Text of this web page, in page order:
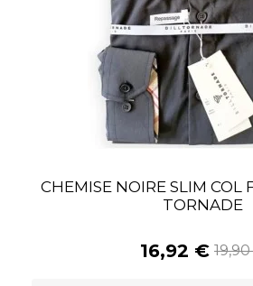
CHEMISE NOIRE SLIM COL
TORNADE
16,92 €